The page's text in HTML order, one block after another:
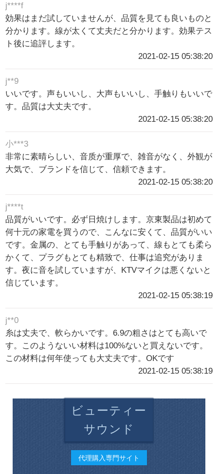
j****f
効果はまだ試していませんが、品質を見ても良いものと
分かります。線が太くて丈夫だと分かります。効果テス
ト後に追評します。
2021-02-15 05:38:20
j**9
いいです。声もいいし、大声もいいし、手触りもいいで
す。品質は大丈夫です。
2021-02-15 05:38:20
小***3
非常に素晴らしい、音质が重厚で、雑音がなく、外観が
大気で、ブランドを信じて、信頼できます。
2021-02-15 05:38:20
j****t
品質がいいです。必ず日焼けします。京東製品は初めて
何十元の家電を買うので、こんなに安くて、品質がいい
です。金属の、とても手触りがあって、線もとても柔ら
かくて、プラグもとても精致で、仕事は追究がありま
す。夜に音を試していますが、KTVマイクは悪くないと
信じています。
2021-02-15 05:38:19
j**0
糸は丈夫で、軟らかいです。6.9の粗さはとても高いで
す。このようないい材料は100%ないと買えないです。
この材料は何年使っても大丈夫です。OKです
2021-02-15 05:38:19
ビューティー
サウンド
代理購入専門サイト